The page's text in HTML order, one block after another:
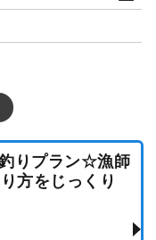
りプラン☆漁師
方をじっくり